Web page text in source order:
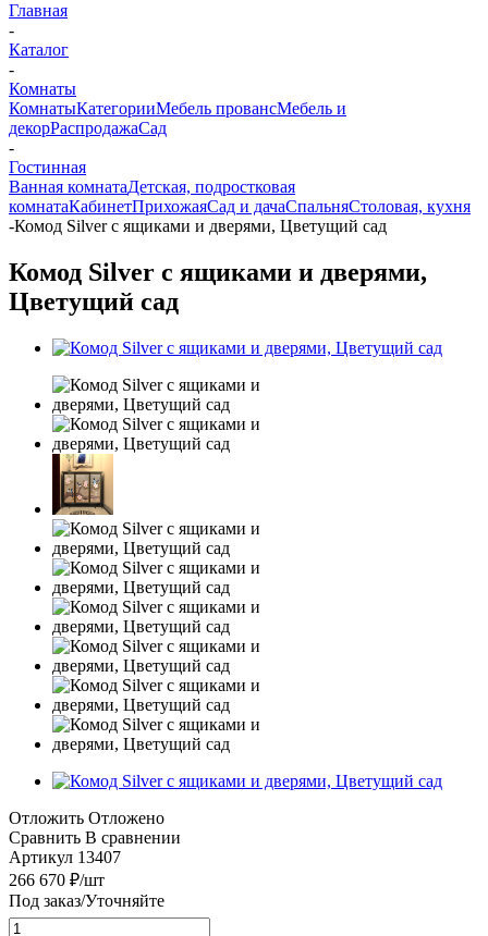
Главная
-
Каталог
-
Комнаты
КомнатыКатегорииМебель провансМебель и
декорРаспродажаСад
-
Гостинная
Ванная комнатаДетская, подростковая
комнатаКабинетПрихожаяСад и дачаСпальняСтоловая, кухня
-Комод Silver с ящиками и дверями, Цветущий сад
Комод Silver с ящиками и дверями,
Цветущий сад
Отложить Отложено
Сравнить В сравнении
Артикул 13407
266 670 ₽/шт
Под заказ/Уточняйте